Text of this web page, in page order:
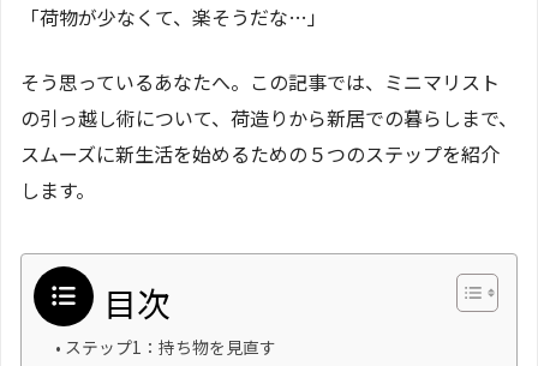
「荷物が少なくて、楽そうだな…」
そう思っているあなたへ。この記事では、ミニマリスト
の引っ越し術について、荷造りから新居での暮らしまで、
スムーズに新生活を始めるための５つのステップを紹介
します。
目次
ステップ1：持ち物を見直す